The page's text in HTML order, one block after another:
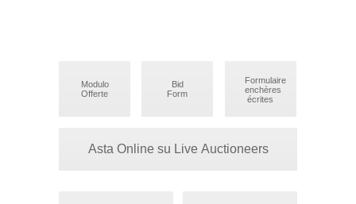
Modulo
Offerte
Bid
Form
Formulaire
enchères
écrites
Asta Online su Live Auctioneers